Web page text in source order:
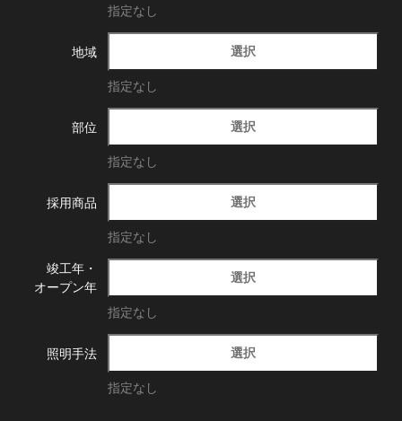
指定なし
地域 選択
指定なし
部位 選択
指定なし
採用商品 選択
指定なし
竣工年・
オープン年
選択
指定なし
照明手法 選択
指定なし